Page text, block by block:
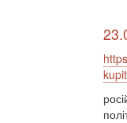
kupit